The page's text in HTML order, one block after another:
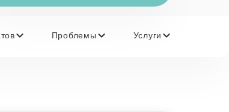
Проблемы Услуги